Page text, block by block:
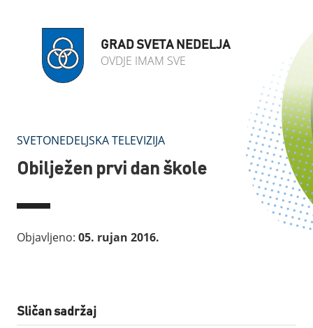
GRAD SVETA NEDELJA
OVDJE IMAM SVE
SVETONEDELJSKA TELEVIZIJA
Obilježen prvi dan škole
Objavljeno: 05. rujan 2016.
Sličan sadržaj